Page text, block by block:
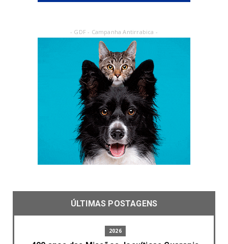
- GDF - Campanha Antirrabica -
ÚLTIMAS POSTAGENS
2026